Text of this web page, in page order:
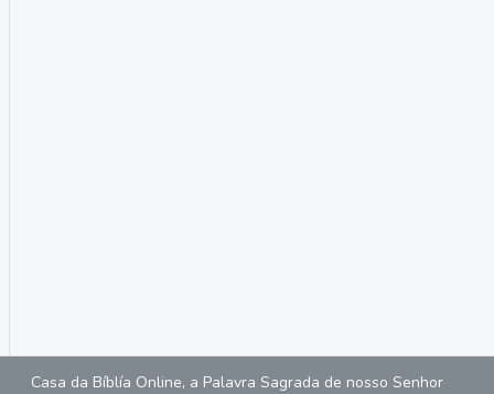
Casa da Bíblía Online, a Palavra Sagrada de nosso Senhor